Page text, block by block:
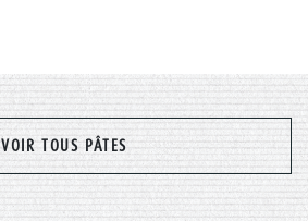
VOIR TOUS PÂTES